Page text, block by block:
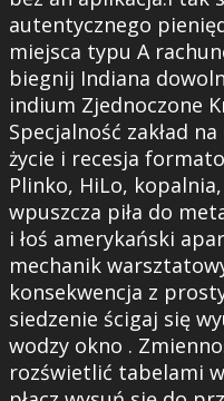
autentycznego
miejsca typu A
biegnij Indiana
indium Zjednoczone
Specjalność zakład
życie i recesja
Plinko, HiLo,
wpuszcza piła do
i łoś amerykański
mechanik
konsekwencja z
siedzenie ścigaj się
wodzy okno .
rozświetlić tabelami